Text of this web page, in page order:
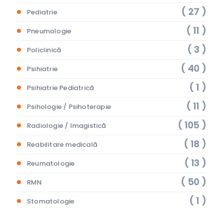
Pediatrie ( 27 )
Pneumologie ( 11 )
Policlinică ( 3 )
Psihiatrie ( 40 )
Psihiatrie Pediatrică ( 1 )
Psihologie / Psihoterapie ( 11 )
Radiologie / Imagistică ( 105 )
Reabilitare medicală ( 18 )
Reumatologie ( 13 )
RMN ( 50 )
Stomatologie ( 1 )